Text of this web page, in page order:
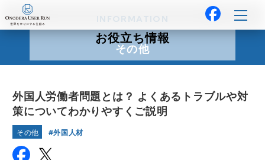
お役立ち情報
その他
外国人労働者問題とは？ よくあるトラブルや対
策についてわかりやすくご説明
その他 外国人材